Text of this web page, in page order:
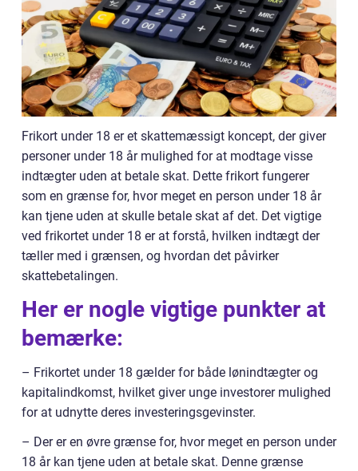
Frikort under 18 er et skattemæssigt koncept, der giver
personer under 18 år mulighed for at modtage visse
indtægter uden at betale skat. Dette frikort fungerer
som en grænse for, hvor meget en person under 18 år
kan tjene uden at skulle betale skat af det. Det vigtige
ved frikortet under 18 er at forstå, hvilken indtægt der
tæller med i grænsen, og hvordan det påvirker
skattebetalingen.
Her er nogle vigtige punkter at
bemærke:
– Frikortet under 18 gælder for både lønindtægter og
kapitalindkomst, hvilket giver unge investorer mulighed
for at udnytte deres investeringsgevinster.
– Der er en øvre grænse for, hvor meget en person under
18 år kan tjene uden at betale skat. Denne grænse